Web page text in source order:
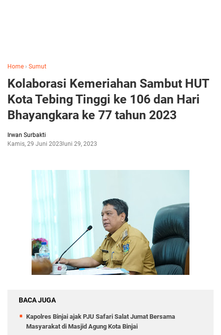
Home › Sumut
Kolaborasi Kemeriahan Sambut HUT
Kota Tebing Tinggi ke 106 dan Hari
Bhayangkara ke 77 tahun 2023
Irwan Surbakti
Kamis, 29 Juni 2023Juni 29, 2023
BACA JUGA
Kapolres Binjai ajak PJU Safari Salat Jumat Bersama
Masyarakat di Masjid Agung Kota Binjai